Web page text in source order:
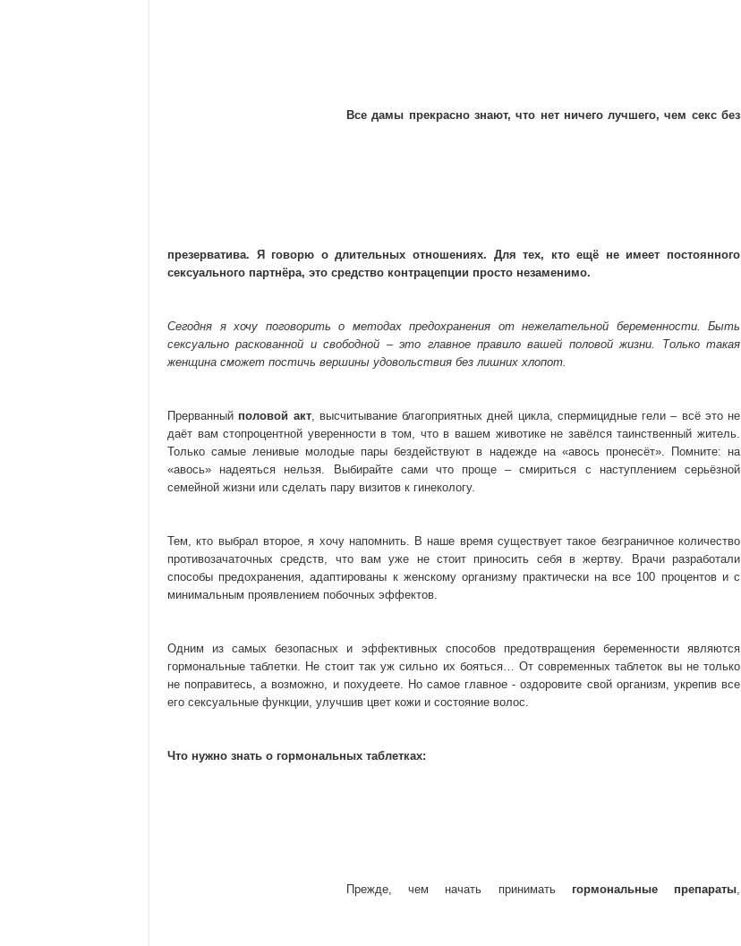
Все дамы прекрасно знают, что нет ничего лучшего, чем секс без
презерватива. Я говорю о длительных отношениях. Для тех, кто ещё не имеет постоянного
сексуального партнёра, это средство контрацепции просто незаменимо.
Сегодня я хочу поговорить о методах предохранения от нежелательной беременности. Быть
сексуально раскованной и свободной – это главное правило вашей половой жизни. Только такая
женщина сможет постичь вершины удовольствия без лишних хлопот.
Прерванный половой акт, высчитывание благоприятных дней цикла, спермицидные гели – всё это не
даёт вам стопроцентной уверенности в том, что в вашем животике не завёлся таинственный житель.
Только самые ленивые молодые пары бездействуют в надежде на «авось пронесёт». Помните: на
«авось» надеяться нельзя. Выбирайте сами что проще – смириться с наступлением серьёзной
семейной жизни или сделать пару визитов к гинекологу.
Тем, кто выбрал второе, я хочу напомнить. В наше время существует такое безграничное количество
противозачаточных средств, что вам уже не стоит приносить себя в жертву. Врачи разработали
способы предохранения, адаптированы к женскому организму практически на все 100 процентов и с
минимальным проявлением побочных эффектов.
Одним из самых безопасных и эффективных способов предотвращения беременности являются
гормональные таблетки. Не стоит так уж сильно их бояться… От современных таблеток вы не только
не поправитесь, а возможно, и похудеете. Но самое главное - оздоровите свой организм, укрепив все
его сексуальные функции, улучшив цвет кожи и состояние волос.
Что нужно знать о гормональных таблетках:
Прежде, чем начать принимать гормональные препараты,